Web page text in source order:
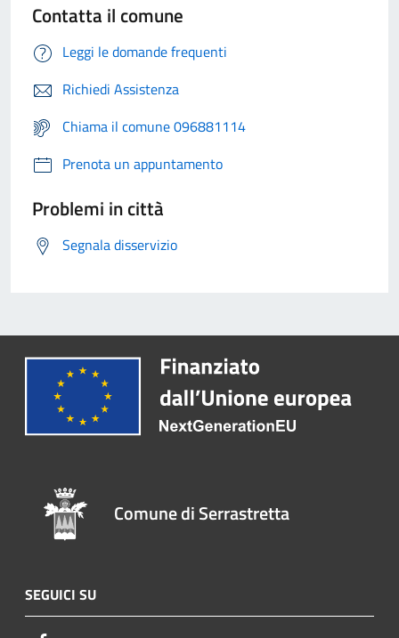
Contatta il comune
Leggi le domande frequenti
Richiedi Assistenza
Chiama il comune 096881114
Prenota un appuntamento
Problemi in città
Segnala disservizio
Comune di Serrastretta
SEGUICI SU